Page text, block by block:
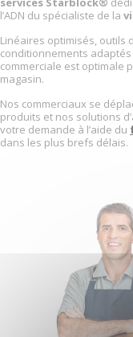
l’ADN du spécialiste de la
Linéaires optimisés, outils
conditionnements
commerciale est optimale
magasin.
Nos commerciaux se
produits et nos solutions
votre demande à l’aide du
dans les plus brefs délais.